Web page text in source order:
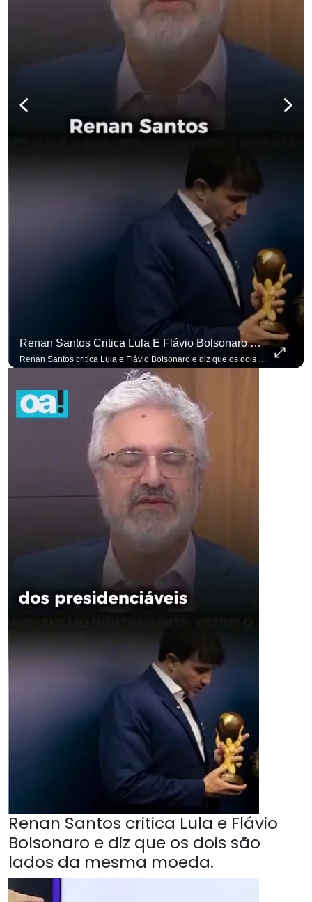
Renan Santos Critica Lula E Flávio Bolsonaro E Diz Que Os Dois São Lados Da Mesma Moeda.
Renan Santos critica Lula e Flávio
Bolsonaro e diz que os dois são
lados da mesma moeda.